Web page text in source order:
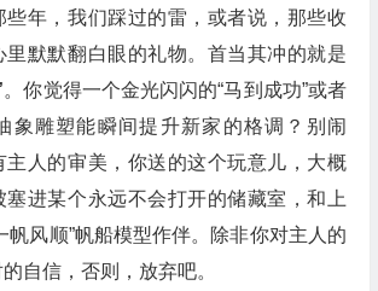
些年，我们踩过的雷，或者说，那些收
里默默翻白眼的礼物。首当其冲的就是
。你觉得一个金光闪闪的“马到成功”或者
象雕塑能瞬间提升新家的格调？别闹
主人的审美，你送的这个玩意儿，大概
塞进某个永远不会打开的储藏室，和上
帆风顺”帆船模型作伴。除非你对主人的
自信，否则，放弃吧。